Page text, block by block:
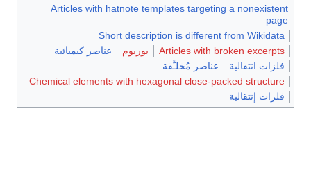
Articles with hatnote templates targeting a nonexistent
page
Short description is different from Wikidata
Articles with broken excerpts
بوريوم
عناصر كيميائية
فلزات انتقالية
عناصر مُخلـَّقة
Chemical elements with hexagonal close-packed structure
فلزات إنتقالية